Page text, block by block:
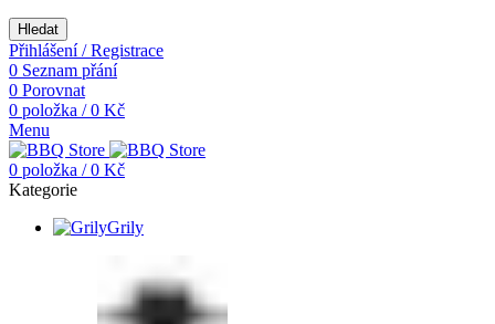
Hledat
Přihlášení / Registrace
0 Seznam přání
0 Porovnat
0 položka / 0 Kč
Menu
0 položka / 0 Kč
Kategorie
Grily